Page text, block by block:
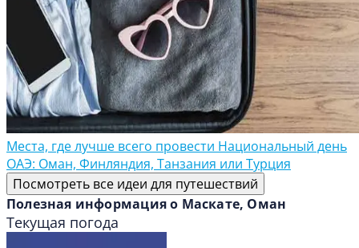
Места, где лучше всего провести Национальный день
ОАЭ: Оман, Финляндия, Танзания или Турция
Посмотреть все идеи для путешествий
Полезная информация о Маскате, Оман
Текущая погода